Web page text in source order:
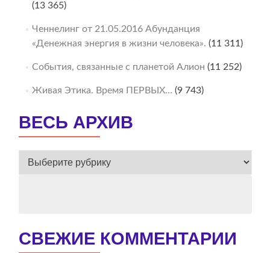
(13 365)
Ченнелинг от 21.05.2016 Абунданция
«Денежная энергия в жизни человека». (11 311)
События, связанные с планетой Алион (11 252)
Живая Этика. Время ПЕРВЫХ… (9 743)
ВЕСЬ АРХИВ
ВЕСЬ
СВЕЖИЕ КОММЕНТАРИИ